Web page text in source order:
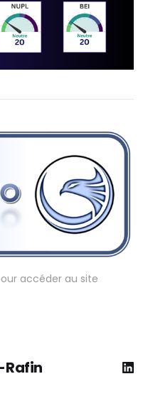
accéder au site